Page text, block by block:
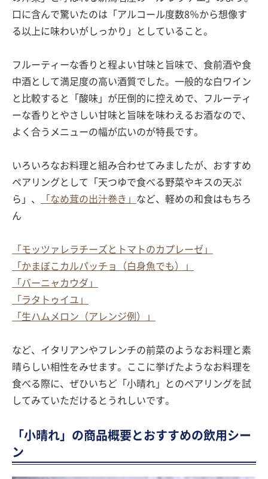
口に含んで驚いたのは「アルコール度数8％から想像す
る以上に味わいがしっかり」としていること。
フルーティーな香りと程よい甘味と旨味で、食前酒や食
中酒として満足度の高い酒質でした。一般的な白ワイン
と比較すると「酸味」が圧倒的に控えめで、フルーティ
ーな香りとやさしい甘味と旨味を味わえるお酒なので、
よく合うメニューの幅が広いのが特長です。
いろいろなお料理と組み合わせてみましたが、おすすめ
ペアリングとして「天つゆで食べる野菜やキスの天ぷ
ら」、
「なめ茸の出汁巻き」 など、軽めの和食はもちろ
ん
「モッツァレラチーズとトマトのカプレーゼ」
「かまぼこカルパッチョ（白身魚でも）」
「バーニャカウダ」
「ラタトゥイユ」
「生ハムメロン（アレンジ例）」
など、イタリアンやフレンチの前菜のようなお料理と素
晴らしい相性をみせます。ここに挙げたようなお料理を
食べる際に、ぜひいちど「小晴れ」とのペアリングを試
してみていただけるとうれしいです。
「小晴れ」の商品概要とおすすめの飲用シー
ン